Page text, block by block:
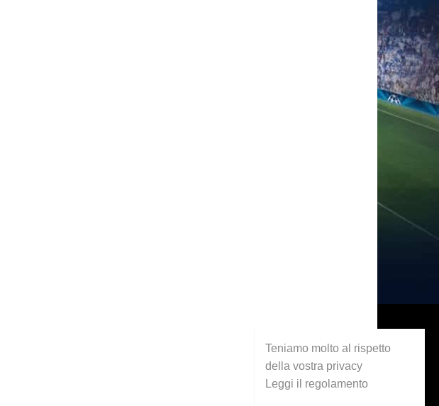
Teniamo molto al rispetto
della vostra privacy
Leggi il regolamento